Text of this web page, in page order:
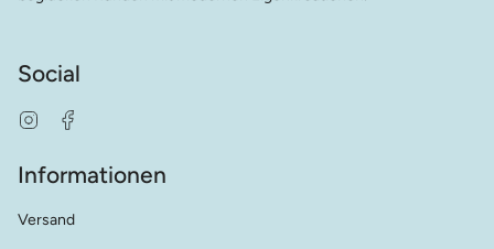
Social
Instagram
Informationen
Versand